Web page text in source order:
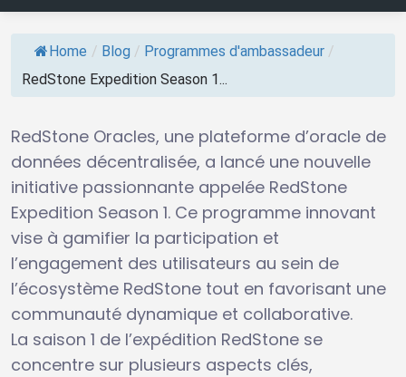
Home / Blog / Programmes d'ambassadeur /
RedStone Expedition Season 1...
RedStone Oracles, une plateforme d’oracle de
données décentralisée, a lancé une nouvelle
initiative passionnante appelée RedStone
Expedition Season 1. Ce programme innovant
vise à gamifier la participation et
l’engagement des utilisateurs au sein de
l’écosystème RedStone tout en favorisant une
communauté dynamique et collaborative.
La saison 1 de l’expédition RedStone se
concentre sur plusieurs aspects clés,